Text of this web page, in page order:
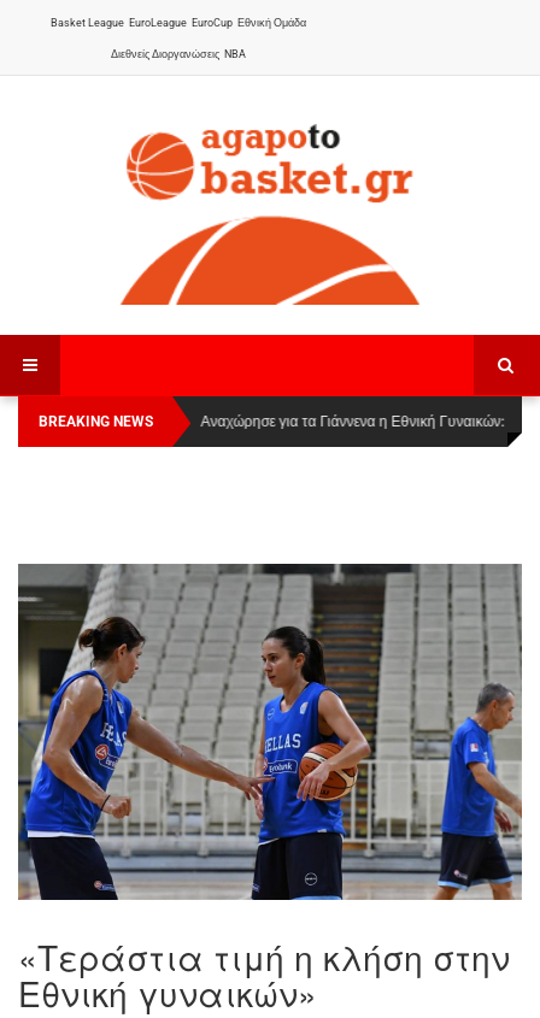
Basket League EuroLeague EuroCup Εθνική Ομάδα
Διεθνείς Διοργανώσεις NBA
BREAKING NEWS
Οι Πάνθηρες Καβάλας στην Women Basketball
League 1
Αναχώρησε για τα Γιάννενα η Εθνική Γυναικών:
«Τεράστια τιμή η κλήση στην
Εθνική γυναικών»